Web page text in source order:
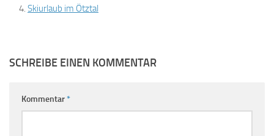
Skiurlaub im Ötztal
SCHREIBE EINEN KOMMENTAR
Kommentar*